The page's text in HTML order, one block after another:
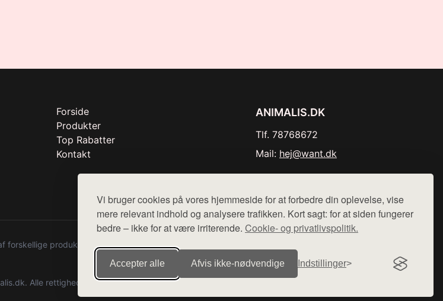
Vi bruger cookies på vores hjemmeside for at forbedre din oplevelse, vise
mere relevant indhold og analysere trafikken. Kort sagt: for at siden fungerer
bedre – ikke for at være irriterende. Cookie- og privatlivspolitik.
Accepter alle Afvis ikke‑nødvendige Indstillinger
Forside
Produkter
Top Rabatter
Kontakt
ANIMALIS.DK
Tlf. 78768672
Mail: hej@want.dk
produkter fra diverse webshops. Der sælges ikke varer fra denne side - vi henviser til de shops,
Alle rettigheder forbeholdes.